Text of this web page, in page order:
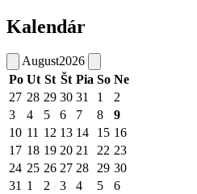
Kalendár
August2026
Po Ut St Št Pia So Ne
27 28 29 30 31 1
2
3
4 5 6 7 8
9
10 11 12 13 14 15 16
17 18 19 20 21 22 23
24 25 26 27 28 29 30
31 1 2 3 4 5 6